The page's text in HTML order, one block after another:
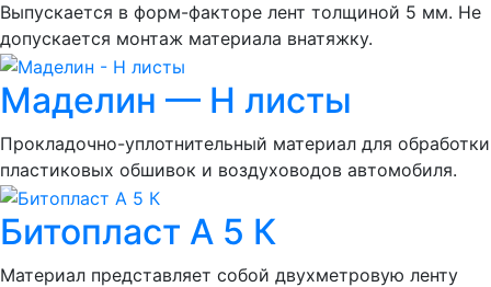
Выпускается в форм-факторе лент толщиной 5 мм. Не
допускается монтаж материала внатяжку.
Маделин — Н листы
Прокладочно-уплотнительный материал для обработки
пластиковых обшивок и воздуховодов автомобиля.
Битопласт А 5 К
Материал представляет собой двухметровую ленту